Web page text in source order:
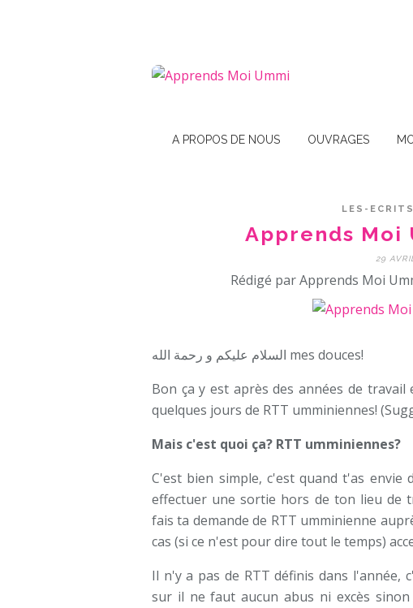
A PROPOS DE NOUS OUVRAGES
LES-
Apprends Moi
29
Rédigé par Apprends Moi
السلام عليكم و رحمة الله mes douces!
Bon ça y est après des années de
quelques jours de RTT umminiennes!
Mais c'est quoi ça? RTT umminiennes?
C'est bien simple, c'est quand t'as
effectuer une sortie hors de ton lieu de
fais ta demande de RTT umminienne
cas (si ce n'est pour dire tout le temps)
Il n'y a pas de RTT définis dans l'année,
sur il ne faut aucun abus ni excès